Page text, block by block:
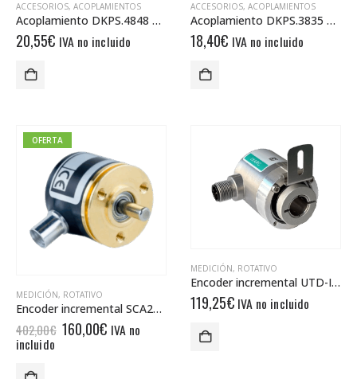
ACCESORIOS, ACOPLAMIENTOS
Acoplamiento DKPS.4848 08/08
20,55€ IVA no incluido
ACCESORIOS, ACOPLAMIENTOS
Acoplamiento DKPS.3835 10/10
18,40€ IVA no incluido
OFERTA
MEDICIÓN, ROTATIVO
Encoder incremental SCA24-5000-D-04-09-65-01-S-00
402,00€ El
precio
160,00€ElIVA no
incluido
MEDICIÓN, ROTATIVO
Encoder incremental UTD-IPH00-XXXXX-VCA0-PR8
119,25€ IVA no incluido